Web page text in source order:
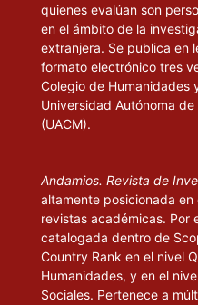
quienes evalúan son
en el ámbito de la
extranjera. Se publica en
formato electrónico tres
Colegio de Humanidades
Universidad Autónoma
(UACM).
Andamios. Revista de
altamente posicionada
revistas académicas. Por
catalogada dentro de
Country Rank en el nivel
Humanidades, y en el
Sociales. Pertenece a